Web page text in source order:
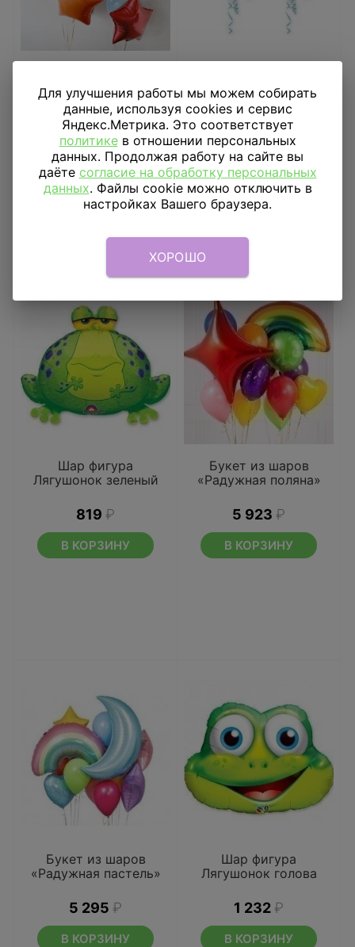
радуга»
Цену уточняйте
Малыш мальчик
1 314₽
В КОРЗИНУ
Шар фигура
Лягушонок зеленый
819 ₽
В КОРЗИНУ
Букет из шаров
«Радужная поляна»
5 923 ₽
В КОРЗИНУ
Букет из шаров
«Радужная пастель»
5 295 ₽
В КОРЗИНУ
Шар фигура
Лягушонок голова
1 232 ₽
В КОРЗИНУ
Для улучшения работы мы можем собирать
данные, используя cookies и сервис
Яндекс.Метрика. Это соответствует
политикев отношении персональных
данных. Продолжая работу на сайте вы
даёте согласие на обработку персональных
данных. Файлы cookie можно отключить в
настройках Вашего браузера.
ХОРОШО